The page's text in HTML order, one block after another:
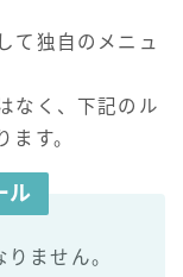
て独自のメニュ
なく、下記のル
ます。
ル
ません。